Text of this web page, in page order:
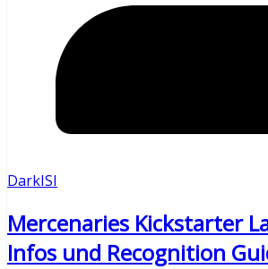
DarkISI
Mercenaries Kickstarter
Infos und Recognition